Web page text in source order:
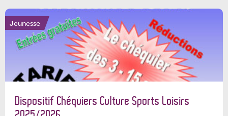
Jeunesse
Dispositif Chéquiers Culture Sports Loisirs